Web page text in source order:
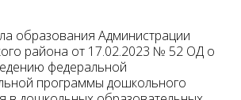
образования Администрации
района от 17.02.2023 № 52 ОД о
федеральной
программы дошкольного